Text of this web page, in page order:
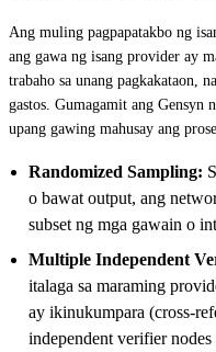
Ang muling pagpapatakbo ng
ang gawa ng isang provider ay
trabaho sa unang pagkakataon,
gastos. Gumagamit ang
upang gawing mahusay ang
Randomized Sampling:
o bawat output, ang
subset ng mga gawain o
Multiple Independent
italaga sa maraming
ay ikinukumpara (cross-
independent verifier